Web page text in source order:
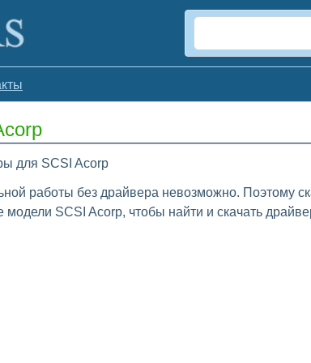
для SCSI Acorp
работы без драйвера невозможно. Поэтому
SCSI Acorp, чтобы найти и скачать